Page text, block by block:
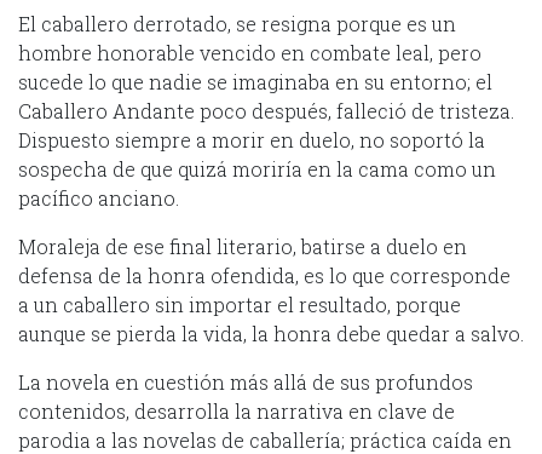
El caballero derrotado, se resigna porque es un
hombre honorable vencido en combate leal, pero
sucede lo que nadie se imaginaba en su entorno; el
Caballero Andante poco después, falleció de tristeza.
Dispuesto siempre a morir en duelo, no soportó la
sospecha de que quizá moriría en la cama como un
pacífico anciano.
Moraleja de ese final literario, batirse a duelo en
defensa de la honra ofendida, es lo que corresponde
a un caballero sin importar el resultado, porque
aunque se pierda la vida, la honra debe quedar a salvo.
La novela en cuestión más allá de sus profundos
contenidos, desarrolla la narrativa en clave de
parodia a las novelas de caballería; práctica caída en